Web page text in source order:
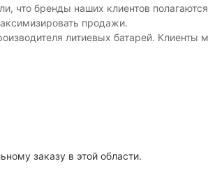
что бренды наших клиентов
продажи.
литиевых батарей. Клиенты
заказу в этой области.